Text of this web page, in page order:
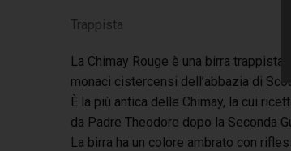
Trappista
La Chimay Rouge è una birra trappista
monaci cistercensi dell’abbazia di
È la più antica delle Chimay, la cui
da Padre Theodore dopo la Seconda
La birra ha un colore ambrato con